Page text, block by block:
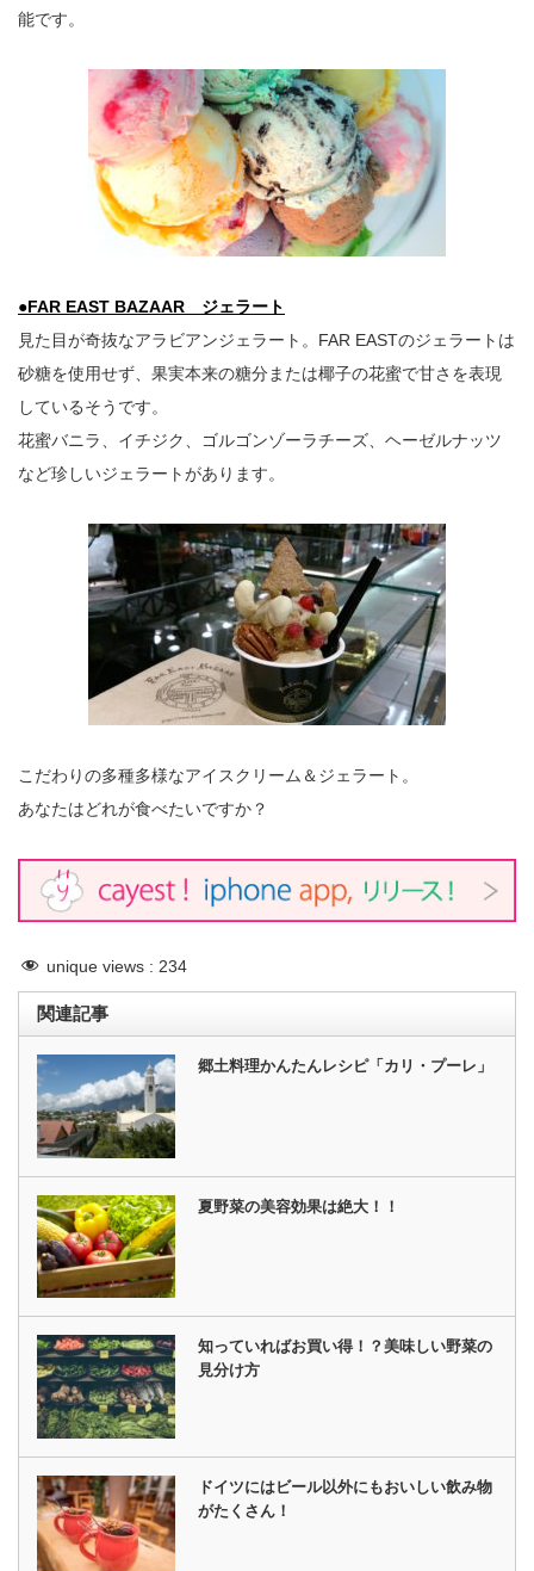
能です。
●FAR EAST BAZAAR ジェラート
見た目が奇抜なアラビアンジェラート。FAR EASTのジェラートは
砂糖を使用せず、果実本来の糖分または椰子の花蜜で甘さを表現
しているそうです。
花蜜バニラ、イチジク、ゴルゴンゾーラチーズ、ヘーゼルナッツ
など珍しいジェラートがあります。
こだわりの多種多様なアイスクリーム＆ジェラート。
あなたはどれが食べたいですか？
unique views : 234
関連記事
郷土料理かんたんレシピ「カリ・プーレ」
夏野菜の美容効果は絶大！！
知っていればお買い得！？美味しい野菜の
見分け方
ドイツにはビール以外にもおいしい飲み物
がたくさん！